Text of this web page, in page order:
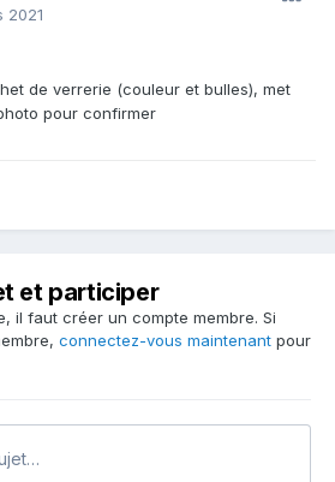
2021
de verrerie (couleur et bulles), met
pour confirmer
et participer
il faut créer un compte membre. Si
connectez-vous maintenant pour